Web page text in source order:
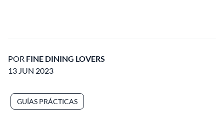
POR FINE DINING LOVERS
13 JUN 2023
GUÍAS PRÁCTICAS